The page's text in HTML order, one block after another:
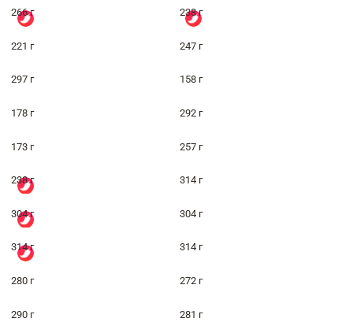
266 г 238 г
221 г 247 г
297 г 158 г
178 г 292 г
173 г 257 г
238 г 314 г
304 г 304 г
314 г 314 г
280 г 272 г
290 г 281 г